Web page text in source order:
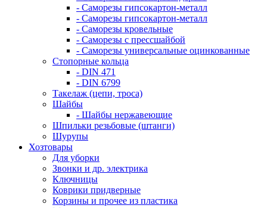
- Саморезы гипсокартон-металл
- Саморезы гипсокартон-металл
- Саморезы кровельные
- Саморезы с прессшайбой
- Саморезы универсальные оцинкованные
Стопорные кольца
- DIN 471
- DIN 6799
Такелаж (цепи, троса)
Шайбы
- Шайбы нержавеющие
Шпильки резьбовые (штанги)
Шурупы
Хозтовары
Для уборки
Звонки и др. электрика
Ключницы
Коврики придверные
Корзины и прочее из пластика